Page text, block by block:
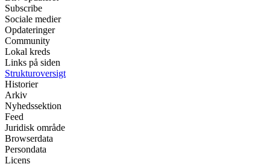
Subscribe
Sociale medier
Opdateringer
Community
Lokal kreds
Links på siden
Strukturoversigt
Historier
Arkiv
Nyhedssektion
Feed
Juridisk område
Browserdata
Persondata
Licens